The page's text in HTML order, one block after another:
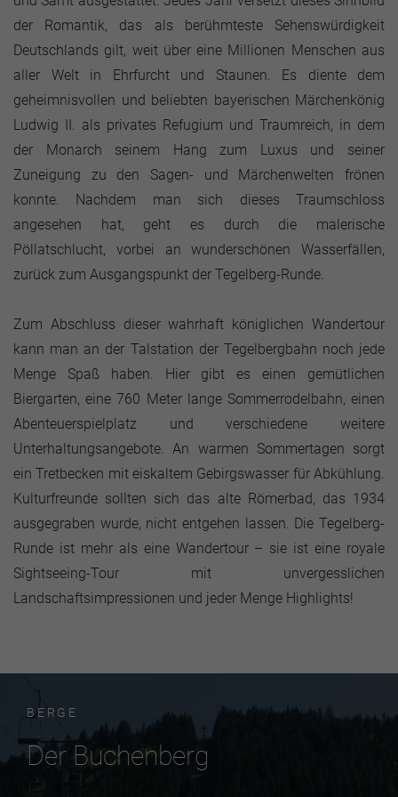
der Romantik, das als berühmteste Sehenswürdigkeit
Deutschlands gilt, weit über eine Millionen Menschen aus
aller Welt in Ehrfurcht und Staunen. Es diente dem
geheimnisvollen und beliebten bayerischen Märchenkönig
Ludwig II. als privates Refugium und Traumreich, in dem
der Monarch seinem Hang zum Luxus und seiner
Zuneigung zu den Sagen- und Märchenwelten frönen
konnte. Nachdem man sich dieses Traumschloss
angesehen hat, geht es durch die malerische
Pöllatschlucht, vorbei an wunderschönen Wasserfällen,
zurück zum Ausgangspunkt der Tegelberg-Runde.
Zum Abschluss dieser wahrhaft königlichen Wandertour
kann man an der Talstation der Tegelbergbahn noch jede
Menge Spaß haben. Hier gibt es einen gemütlichen
Biergarten, eine 760 Meter lange Sommerrodelbahn, einen
Abenteuerspielplatz und verschiedene weitere
Unterhaltungsangebote. An warmen Sommertagen sorgt
ein Tretbecken mit eiskaltem Gebirgswasser für Abkühlung.
Kulturfreunde sollten sich das alte Römerbad, das 1934
ausgegraben wurde, nicht entgehen lassen. Die Tegelberg-
Runde ist mehr als eine Wandertour – sie ist eine royale
Sightseeing-Tour mit unvergesslichen
Landschaftsimpressionen und jeder Menge Highlights!
BERGE
Der Buchenberg